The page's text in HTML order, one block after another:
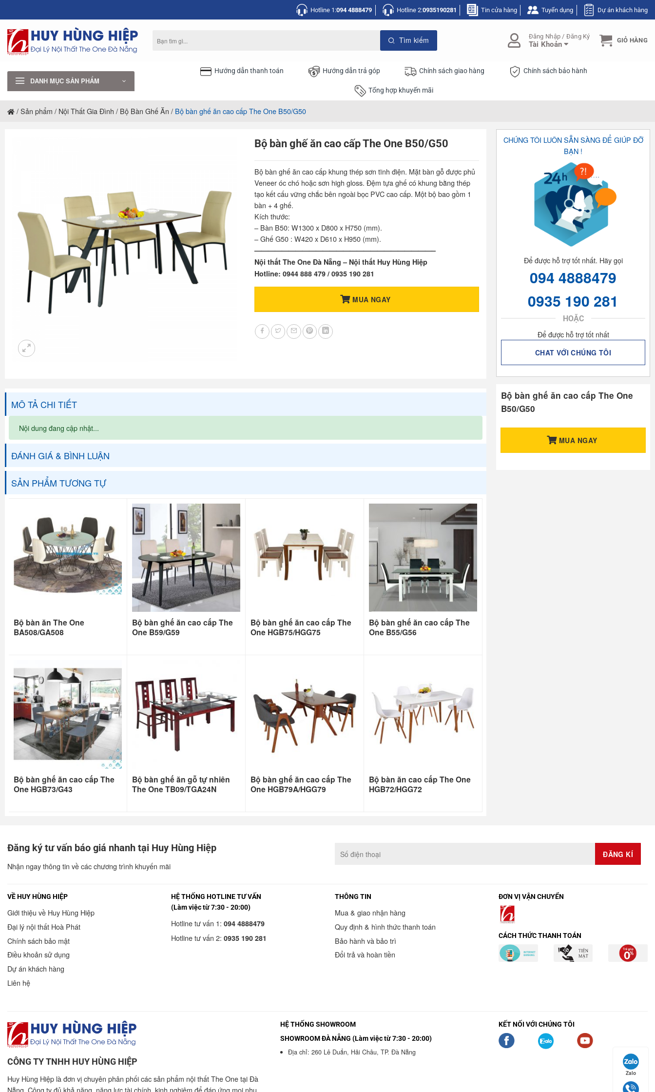
nội
dung
Hotline 1:094 4888479 Hotline 2:0935190281 Tin cửa hàng Tuyển dụng Dự án khách hàng
kiếm:
Đăng Nhập / Đăng Ký
Tài Khoản GIỎ HÀNG
DANH MỤC SẢN PHẨM
Hướng dẫn thanh toán Hướng dẫn trả góp Chính sách giao hàng Chính sách bảo hành
Tổng hợp khuyến mãi
/Sản phẩm / Nội Thất Gia Đình / Bộ Bàn Ghế Ăn / Bộ bàn ghế ăn cao cấp The One B50/G50
Bộ bàn ghế ăn cao cấp The One B50/G50
Bộ bàn ghế ăn cao cấp khung thép sơn tĩnh điện. Mặt bàn gỗ được phủ
Veneer óc chó hoặc sơn high gloss. Đệm tựa ghế có khung bằng thép
tạo kết cấu vững chắc bên ngoài bọc PVC cao cấp. Một bộ bao gồm 1
bàn + 4 ghế.
Kích thước:
– Bàn B50: W1300 x D800 x H750 (mm).
– Ghế G50 : W420 x D610 x H950 (mm).
——————————————————————————–
Nội thất The One Đà Nẵng – Nội thất Huy Hùng Hiệp
Hotline: 0944 888 479 / 0935 190 281
MUA NGAY
MÔ TẢ CHI TIẾT
Nội dung đang cập nhật...
ĐÁNH GIÁ & BÌNH LUẬN
SẢN PHẨM TƯƠNG TỰ
Bộ bàn ăn The One
BA508/GA508
Bộ bàn ghế ăn cao cấp The
One B59/G59
Bộ bàn ghế ăn cao cấp The
One HGB75/HGG75
Bộ bàn ghế ăn cao cấp The
One B55/G56
Bộ bàn ghế ăn cao cấp The
One HGB73/G43
Bộ bàn ghế ăn gỗ tự nhiên
The One TB09/TGA24N
Bộ bàn ghế ăn cao cấp The
One HGB79A/HGG79
Bộ bàn ăn cao cấp The One
HGB72/HGG72
CHÚNG TÔI LUÔN SẴN SÀNG ĐỂ GIÚP ĐỠ
BẠN !
Để được hỗ trợ tốt nhất. Hãy gọi
094 4888479
0935 190 281
HOẶC
Để được hỗ trợ tốt nhất
CHAT VỚI CHÚNG TÔI
Bộ bàn ghế ăn cao cấp The One
B50/G50
MUA NGAY
Đăng ký tư vấn báo giá nhanh tại Huy Hùng Hiệp
Nhận ngay thông tin về các chương trình khuyến mãi
VỀ HUY HÙNG HIỆP
Giới thiệu về Huy Hùng Hiệp
Đại lý nội thất Hoà Phát
Chính sách bảo mật
Điều khoản sử dụng
Dự án khách hàng
Liên hệ
HỆ THỐNG HOTLINE TƯ VẤN
(Làm việc từ 7:30 - 20:00)
Hotline tư vấn 1: 094 4888479
Hotline tư vấn 2: 0935 190 281
THÔNG TIN
Mua & giao nhận hàng
Quy định & hình thức thanh toán
Bảo hành và bảo trì
Đổi trả và hoàn tiền
ĐƠN VỊ VẬN CHUYỂN
CÁCH THỨC THANH TOÁN
CÔNG TY TNHH HUY HÙNG HIỆP
Huy Hùng Hiệp là đơn vị chuyên phân phối các sản phẩm nội thất The One tại Đà
Nẵng. Công ty đủ khả năng, năng lực tài chính, kinh nghiệm để đáp ứng mọi nhu
HỆ THỐNG SHOWROOM
SHOWROOM ĐÀ NẴNG (Làm việc từ 7:30 - 20:00)
Địa chỉ: 260 Lê Duẩn, Hải Châu, TP. Đà Nẵng
KẾT NỐI VỚI CHÚNG TÔI
Zalo